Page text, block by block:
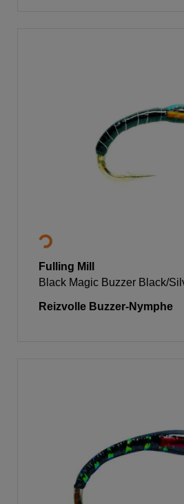
Fulling Mill
Black Magic Buzzer Black/
Reizvolle Buzzer-Nymphe